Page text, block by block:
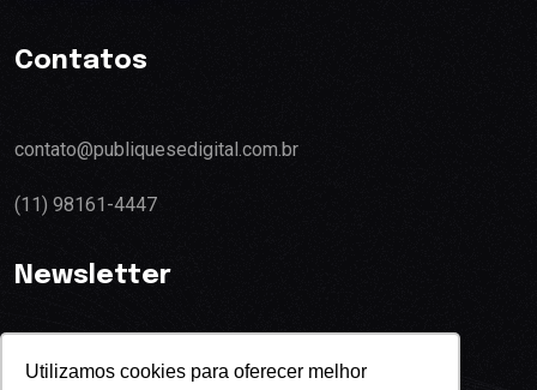
Utilizamos cookies para oferecer melhor
Contatos
contato@publiquesedigital.com.br
(11) 98161-4447
Newsletter